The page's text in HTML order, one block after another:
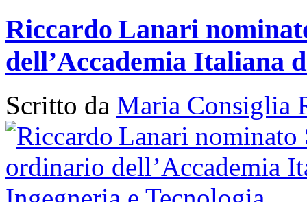
Riccardo Lanari
dell’Accademia Italiana
Scritto da Maria Consiglia